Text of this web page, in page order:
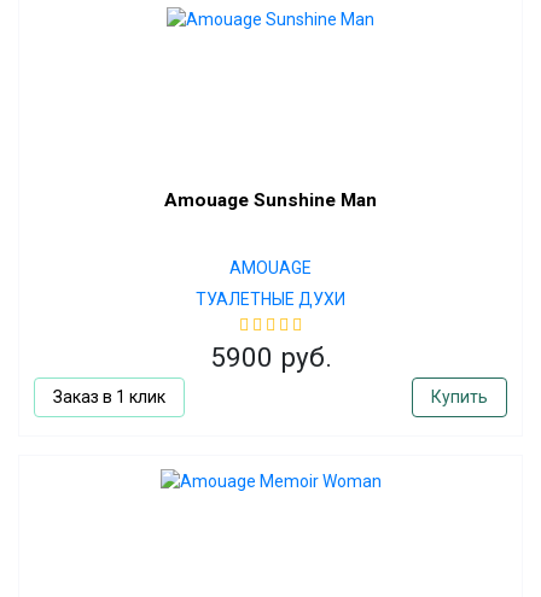
Amouage Sunshine Man
AMOUAGE
ТУАЛЕТНЫЕ ДУХИ
5900 руб.
Заказ в 1 клик Купить